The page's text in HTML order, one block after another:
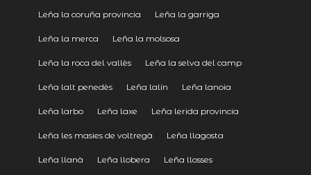
Leña la coruña provincia Leña la garriga
Leña la merca Leña la molsosa
Leña la roca del vallès Leña la selva del camp
Leña lalt penedès Leña lalín Leña lanoia
Leña larbo Leña laxe Leña lerida provincia
Leña les masies de voltregà Leña llagosta
Leña llanà Leña llobera Leña llosses